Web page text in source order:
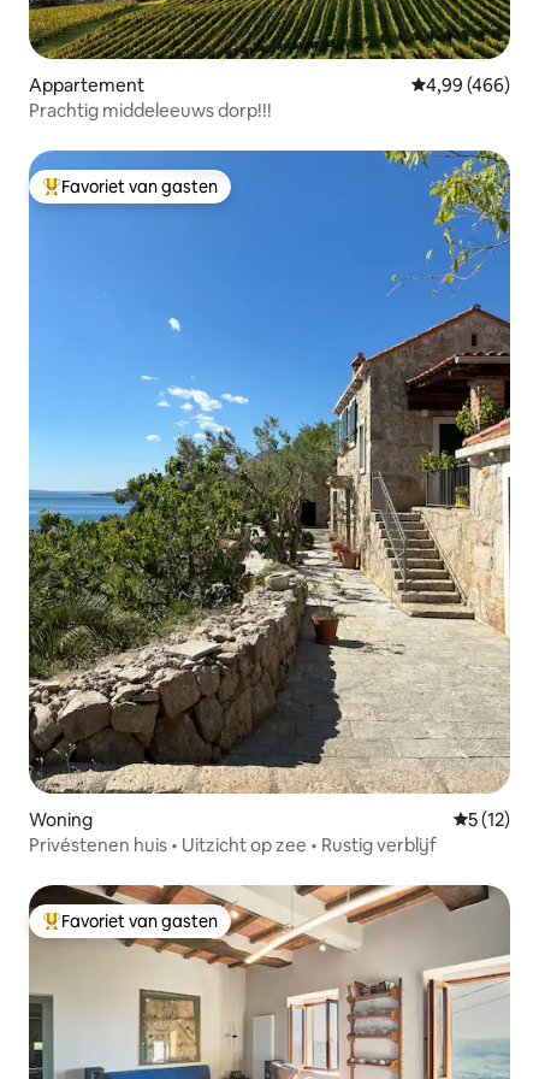
Appartement Gemiddelde
4,99 (466)
Prachtig middeleeuws dorp!!!
Topfavoriet van gasten
Favoriet van gasten
Woning
5 (12)
Privéstenen huis • Uitzicht op zee • Rustig verblijf
Topfavoriet van gasten
Favoriet van gasten